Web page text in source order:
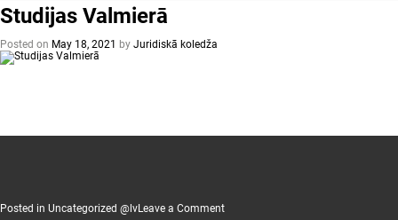
Studijas Valmierā
Posted on May 18, 2021 by Juridiskā koledža
Posted in Uncategorized @lvLeave a Commenton